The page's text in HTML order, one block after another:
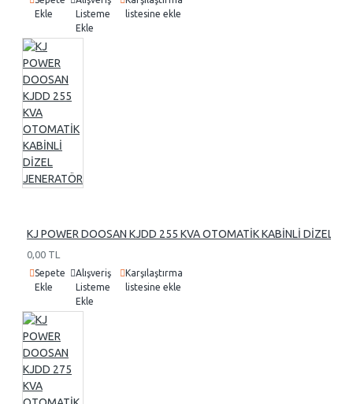
Ekle
Listeme
Ekle
listesine ekle
KJ POWER DOOSAN KJDD 255 KVA OTOMATİK KABİNLİ DİZEL
0,00 TL
Sepete
Ekle
Alışveriş
Listeme
Ekle
Karşılaştırma
listesine ekle